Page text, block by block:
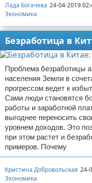
Лада Богачева 24-04-2019
Экономика
Безработица в
Проблема безработицы
населения Земли в
прогрессом ведет к
Сами люди становятся
работы и заработной
выгоднее переносить
уровнем доходов. Это
при этом растет и
примеров. Почему
Кристина Добровольская 24-
Экономика